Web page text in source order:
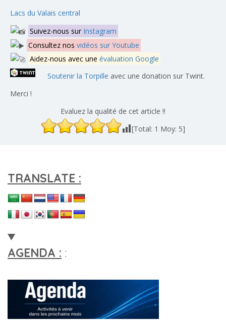
Lacs du Valais central
Suivez-nous sur Instagram
Consultez nos vidéos sur Youtube
Aidez-nous avec une évaluation Google
Soutenir la Torpille avec une donation sur Twint.
Merci !
Evaluez la qualité de cet article !!
[Total: 1 Moy: 5]
TRANSLATE :
AGENDA : :